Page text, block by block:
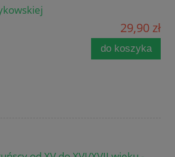
29,90 zł
do koszyka